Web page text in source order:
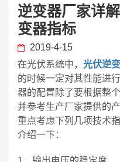
逆变器厂家详
变器指标
2019-4-15
在光伏系统中， 光伏逆
的时候一定对其性能进
器的配置除了要根据整
并参考生产厂家提供的
重点考虑下列几项技术
介绍一下：